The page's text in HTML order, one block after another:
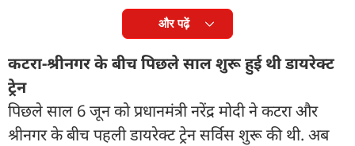
और पढ़ें
कटरा-श्रीनगर के बीच पिछले साल शुरू हुई थी डायरेक्ट
ट्रेन
पिछले साल 6 जून को प्रधानमंत्री नरेंद्र मोदी ने कटरा और
श्रीनगर के बीच पहली डायरेक्ट ट्रेन सर्विस शुरू की थी. अब